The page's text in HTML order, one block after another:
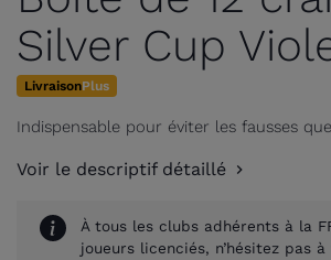
Silver Cup
LivraisonPlus
Indispensable pour éviter les fausses
Voir le descriptif détaillé
À tous les clubs adhérents à la
joueurs licenciés, n’hésitez pas